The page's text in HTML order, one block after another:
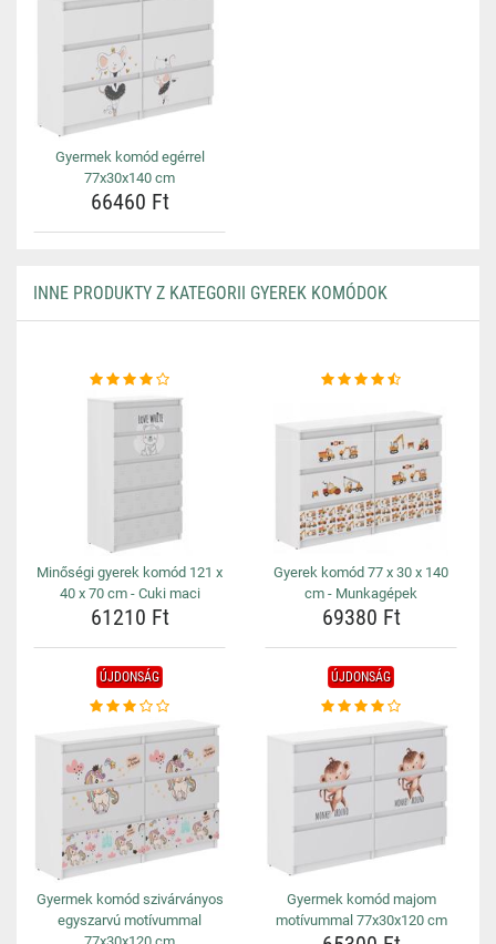
Gyermek komód egérrel
77x30x140 cm
66460 Ft
INNE PRODUKTY Z KATEGORII GYEREK KOMÓDOK
Minőségi gyerek komód 121 x
40 x 70 cm - Cuki maci
61210 Ft
Gyerek komód 77 x 30 x 140
cm - Munkagépek
69380 Ft
ÚJDONSÁG
Gyermek komód szivárványos
egyszarvú motívummal
ÚJDONSÁG
Gyermek komód majom
motívummal 77x30x120 cm